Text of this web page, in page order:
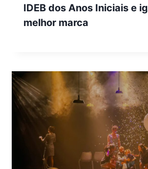
IDEB dos Anos Iniciais e
melhor marca